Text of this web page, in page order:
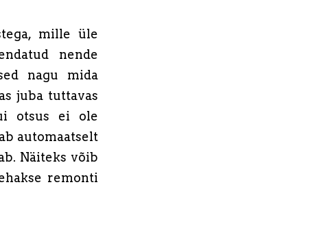
mille üle
nende
nagu mida
juba tuttavas
otsus ei ole
automaatselt
Näiteks võib
remonti